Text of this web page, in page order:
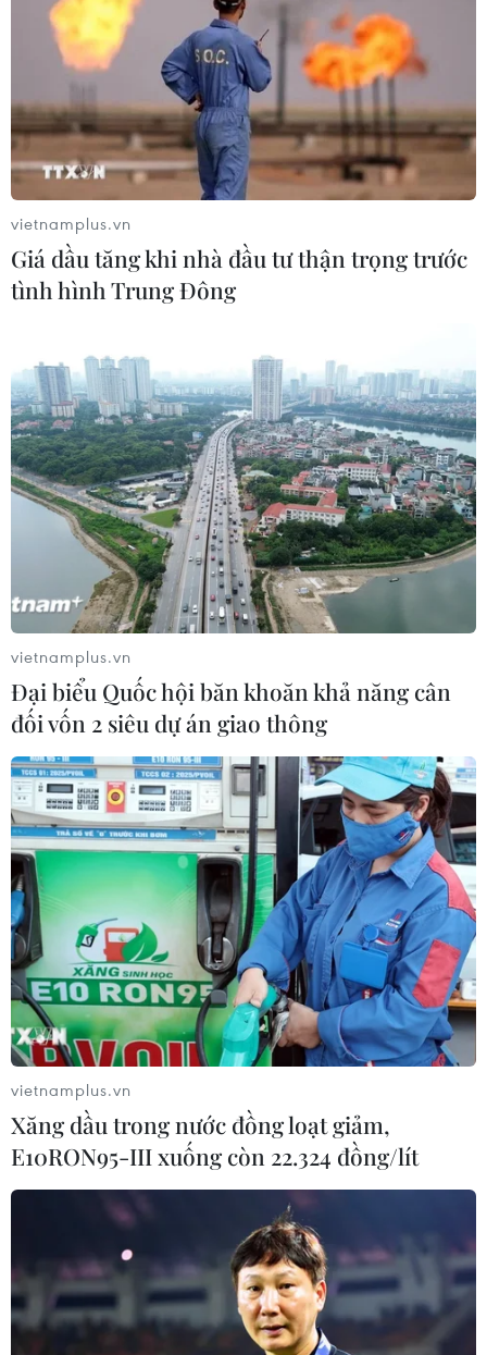
chấp ở Kaesong
13/03/2014 15:16
Các quan chức Triều Tiên và Hàn Quốc tiến hành nhóm
họp ban chuyên trách xử lý các tranh chấp tại khu công
nghiệp chung Kaesong.
vietnamplus.vn
Giá dầu tăng khi nhà đầu tư thận trọng trước
tình hình Trung Đông
vietnamplus.vn
Đại biểu Quốc hội băn khoăn khả năng cân
đối vốn 2 siêu dự án giao thông
vietnamplus.vn
Xăng dầu trong nước đồng loạt giảm,
E10RON95-III xuống còn 22.324 đồng/lít